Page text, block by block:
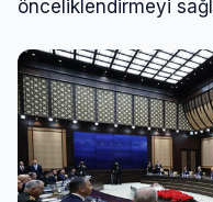
önceliklendirmeyi